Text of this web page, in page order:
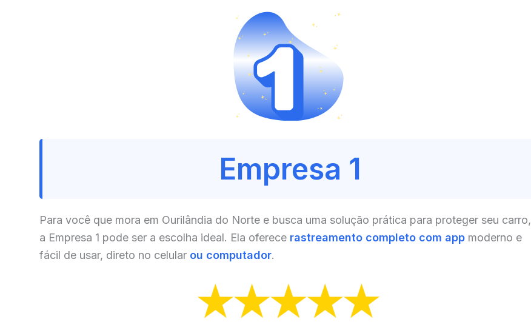
Empresa 1
Para você que mora em Ourilândia do Norte e busca uma solução prática para proteger seu carro,
a Empresa 1 pode ser a escolha ideal. Ela oferece rastreamento completo com app moderno e
fácil de usar, direto no celular ou computador.